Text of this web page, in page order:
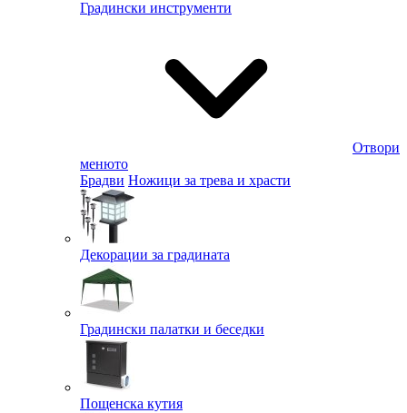
Градински инструменти
Отвори
менюто
Брадви Ножици за трева и храсти
Декорации за градината
Градински палатки и беседки
Пощенска кутия